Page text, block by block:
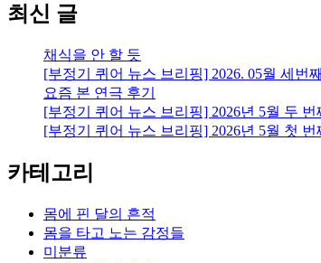
최신 글
채식을 안 할 듯
[부정기 퀴어 뉴스 브리핑] 2026. 05월 세번째
요즘 본 연극 후기
[부정기 퀴어 뉴스 브리핑] 2026년 5월 두 번
[부정기 퀴어 뉴스 브리핑] 2026년 5월 첫 번
카테고리
몸에 핀 달의 흔적
몸을 타고 노는 감정들
미분류